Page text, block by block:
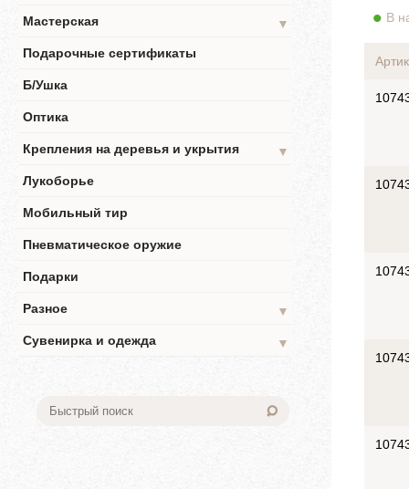
Мастерская
▼
Подарочные сертификаты
Б/Ушка
Оптика
Крепления на деревья и укрытия
▼
Лукоборье
Мобильный тир
Пневматическое оружие
Подарки
Разное
▼
Сувенирка и одежда
▼
В